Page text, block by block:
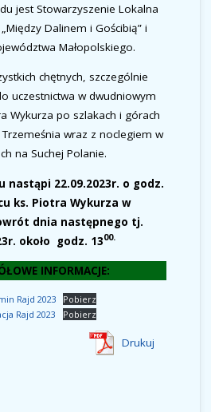
jest Stowarzyszenie Lokalna
Dalinem i Gościbią” i
Małopolskiego.
chętnych, szczególnie
uczestnictwa w dwudniowym
Wykurza po szlakach i górach
wraz z noclegiem w
na Suchej Polanie.
nastąpi 22.09.2023r. o godz.
ks. Piotra Wykurza w
dnia następnego tj.
około godz. 1300.
INFORMACJE:
Rajd 2023
Pobierz
Rajd 2023
Pobierz
Drukuj